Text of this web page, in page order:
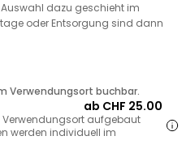
Auswahl dazu geschieht im
oder Entsorgung sind dann
Verwendungsort buchbar.
ab CHF 25.00
Verwendungsort aufgebaut
werden individuell im